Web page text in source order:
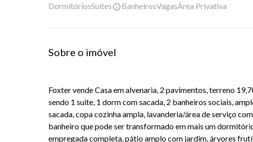
DormitóriosSuítes BanheirosVagasÁrea Privativa
Sobre o imóvel
Foxter vende Casa em alvenaria, 2 pavimentos, terreno
sendo 1 suite, 1 dorm com sacada, 2 banheiros sociais,
sacada, copa cozinha ampla, lavanderia/área de serviço
banheiro que pode ser transformado em mais um
empregada completa, pátio amplo com jardim, árvores